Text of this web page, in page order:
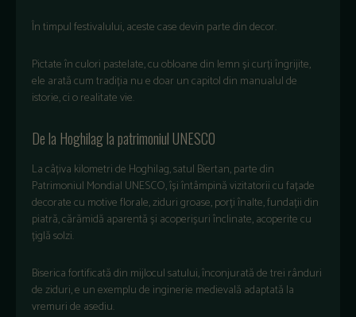
Întimpulfestivalului,acestecasedevin partedin decor.
Pictateînculori pastelate, cuobloanedin lemnșicurțiîngrijite,
ele aratăcumtradiția nu edoar un capitol din manualulde
istorie, ci orealitatevie.
De la HoghilaglapatrimoniulUNESCO
Lacâțiva kilometride Hoghilag,satul Biertan,partedin
Patrimoniul Mondial UNESCO,îșiîntâmpinăvizitatoriicufațade
decorate cu motiveflorale,zidurigroase,porțiînalte,fundațiidin
piatră,cărămidă aparentăși acoperișuriînclinate,acoperitecu
țiglăsolzi.
Bisericafortificatădin mijloculsatului,înconjuratădetrei rânduri
deziduri, e unexemplude inginerie medievală adaptată la
vremuride asediu.